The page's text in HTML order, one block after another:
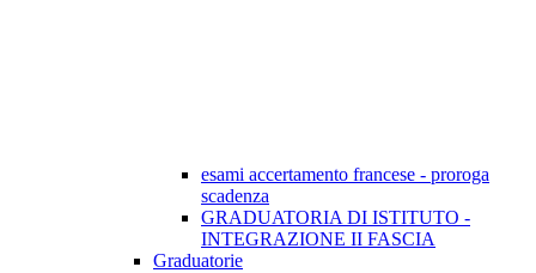
esami accertamento francese - proroga
scadenza
GRADUATORIA DI ISTITUTO -
INTEGRAZIONE II FASCIA
Graduatorie